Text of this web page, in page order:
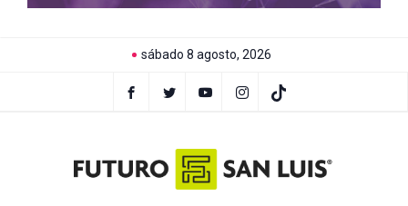
sábado 8 agosto, 2026